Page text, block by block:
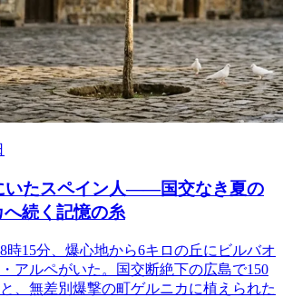
いたスペイン人――国交なき夏の
続く記憶の糸
時15分、爆心地から6キロの丘にビルバオ
アルペがいた。国交断絶下の広島で150
、無差別爆撃の町ゲルニカに植えられた